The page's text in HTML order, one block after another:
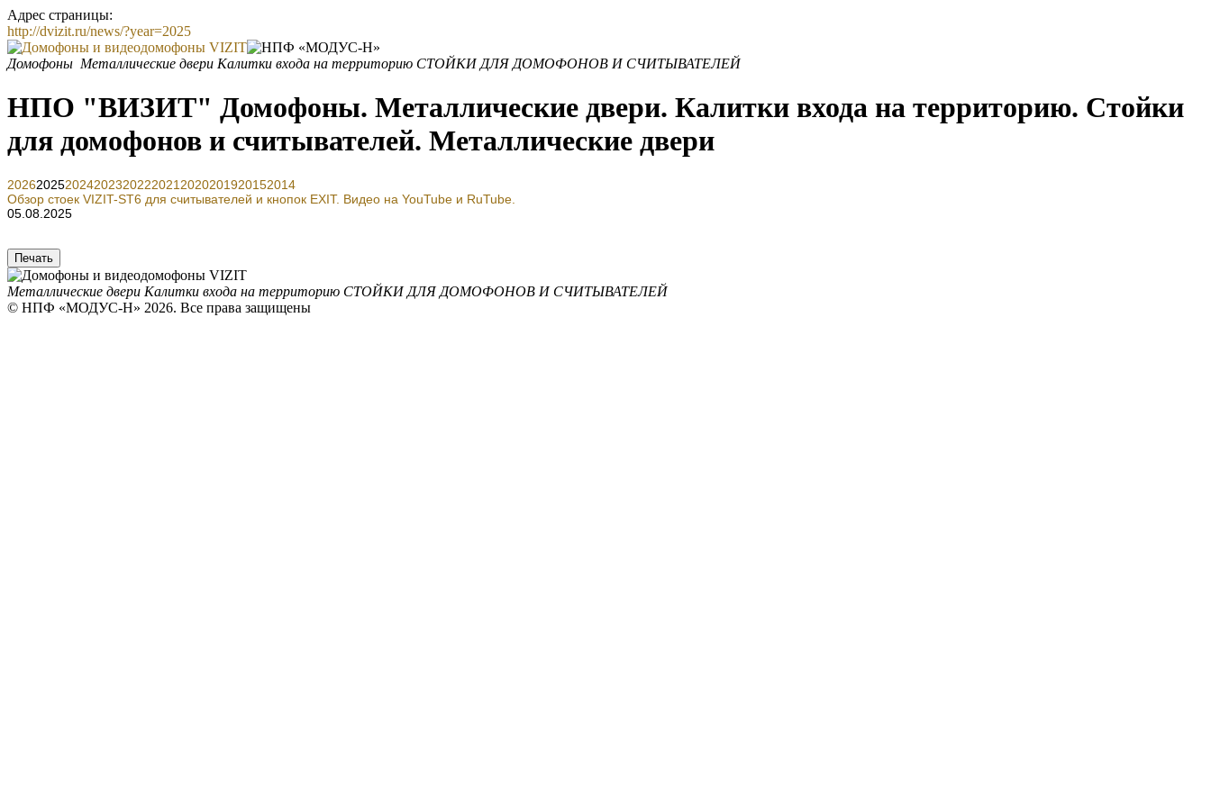
Адрес страницы:
http://dvizit.ru/news/?year=2025
Домофоны Металлические двери Калитки входа на территорию СТОЙКИ ДЛЯ ДОМОФОНОВ И СЧИТЫВАТЕЛЕЙ
НПО "ВИЗИТ" Домофоны. Металлические двери. Калитки входа на территорию. Стойки
для домофонов и считывателей. Металлические двери
202620252024202320222021 2020201920152014
Обзор стоек VIZIT-ST6 для считывателей и кнопок EXIT. Видео на YouTube и RuTube.
05.08.2025
Металлические двери Калитки входа на территорию СТОЙКИ ДЛЯ ДОМОФОНОВ И СЧИТЫВАТЕЛЕЙ
© НПФ «МОДУС-Н» 2026. Все права защищены